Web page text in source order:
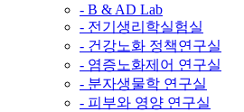
- B & AD Lab
- 전기생리학실험실
- 건강노화 정책연구실
- 염증노화제어 연구실
- 분자생물학 연구실
- 피부와 영양 연구실